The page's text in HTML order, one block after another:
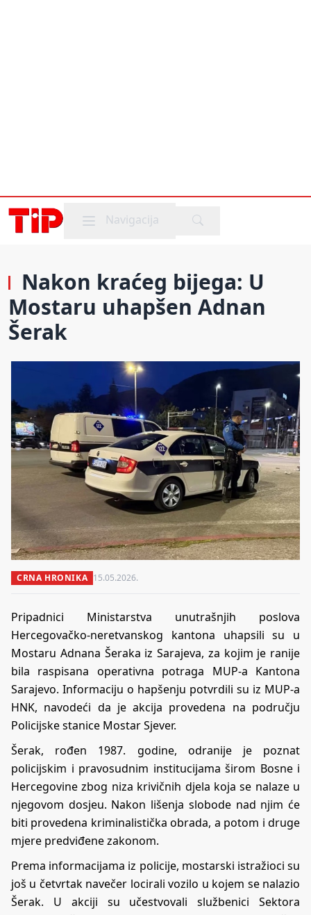
Mobile menu
Navigacija
Nakon kraćeg bijega: U
Mostaru uhapšen Adnan
Šerak
CRNA HRONIKA 15.05.2026.
Pripadnici Ministarstva unutrašnjih poslova
Hercegovačko-neretvanskog kantona uhapsili su u
Mostaru Adnana Šeraka iz Sarajeva, za kojim je ranije
bila raspisana operativna potraga MUP-a Kantona
Sarajevo. Informaciju o hapšenju potvrdili su iz MUP-a
HNK, navodeći da je akcija provedena na području
Policijske stanice Mostar Sjever.
Šerak, rođen 1987. godine, odranije je poznat
policijskim i pravosudnim institucijama širom Bosne i
Hercegovine zbog niza krivičnih djela koja se nalaze u
njegovom dosjeu. Nakon lišenja slobode nad njim će
biti provedena kriminalistička obrada, a potom i druge
mjere predviđene zakonom.
Prema informacijama iz policije, mostarski istražioci su
još u četvrtak navečer locirali vozilo u kojem se nalazio
Šerak. U akciji su učestvovali službenici Sektora